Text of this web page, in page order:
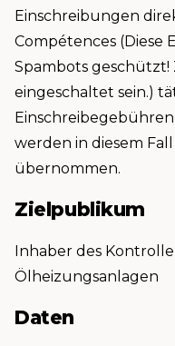
Einschreibungen
Compétences (Diese
Spambots geschützt!
eingeschaltet sein.)
werden in diesem
übernommen.
Zielpublikum
Inhaber des
Ölheizungsanlagen
Daten